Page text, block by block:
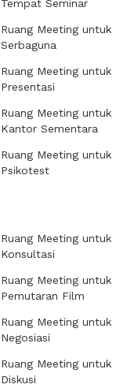
Tempat Seminar
Ruang Meeting untuk
Serbaguna
Ruang Meeting untuk
Presentasi
Ruang Meeting untuk
Kantor Sementara
Ruang Meeting untuk
Psikotest
Ruang Meeting untuk
Konsultasi
Ruang Meeting untuk
Pemutaran Film
Ruang Meeting untuk
Negosiasi
Ruang Meeting untuk
Diskusi